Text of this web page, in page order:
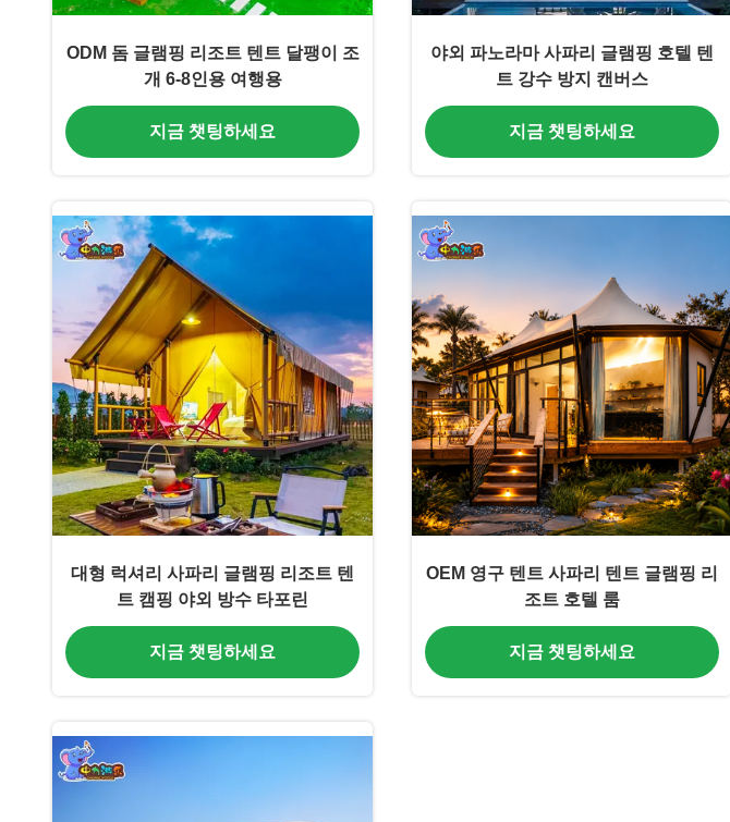
ODM 돔 글램핑 리조트 텐트 달팽이 조
개 6-8인용 여행용
지금 챗팅하세요
야외 파노라마 사파리 글램핑 호텔 텐
트 강수 방지 캔버스
지금 챗팅하세요
대형 럭셔리 사파리 글램핑 리조트 텐
트 캠핑 야외 방수 타포린
지금 챗팅하세요
OEM 영구 텐트 사파리 텐트 글램핑 리
조트 호텔 룸
지금 챗팅하세요